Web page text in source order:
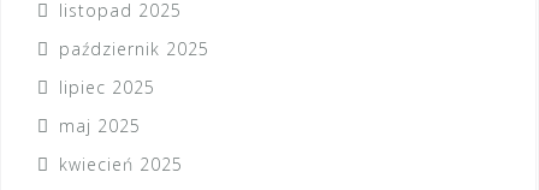
listopad 2025
październik 2025
lipiec 2025
maj 2025
kwiecień 2025